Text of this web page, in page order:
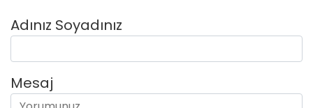
Adınız Soyadınız
Mesaj